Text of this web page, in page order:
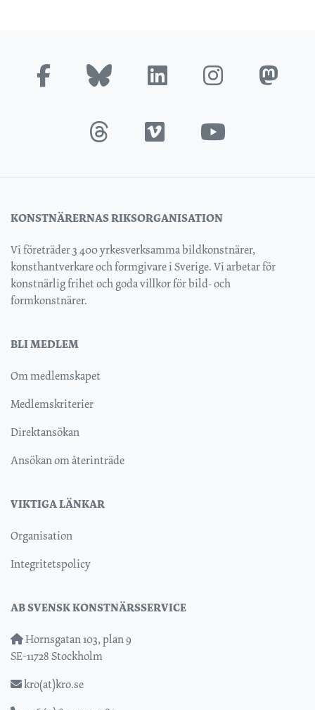
KONSTNÄRERNAS RIKSORGANISATION
Vi företräder 3 400 yrkesverksamma bildkonstnärer,
konsthantverkare och formgivare i Sverige. Vi arbetar för
konstnärlig frihet och goda villkor för bild- och
formkonstnärer.
BLI MEDLEM
Om medlemskapet
Medlemskriterier
Direktansökan
Ansökan om återinträde
VIKTIGA LÄNKAR
Organisation
Integritetspolicy
AB SVENSK KONSTNÄRSSERVICE
Hornsgatan 103, plan 9
SE-11728 Stockholm
kro(at)kro.se